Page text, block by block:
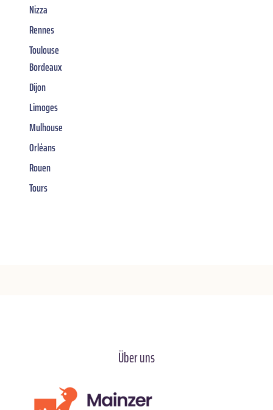
Nizza
Rennes
Toulouse
Bordeaux
Dijon
Limoges
Mulhouse
Orléans
Rouen
Tours
Über uns